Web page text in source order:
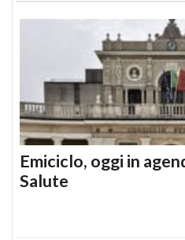
Emiciclo, oggi in
Salute